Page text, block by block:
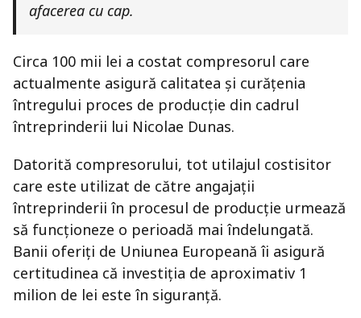
afacerea cu cap.
Circa 100 mii lei a costat compresorul care
actualmente asigură calitatea și curățenia
întregului proces de producție din cadrul
întreprinderii lui Nicolae Dunas.
Datorită compresorului, tot utilajul costisitor
care este utilizat de către angajații
întreprinderii în procesul de producție urmează
să funcționeze o perioadă mai îndelungată.
Banii oferiți de Uniunea Europeană îi asigură
certitudinea că investiția de aproximativ 1
milion de lei este în siguranță.